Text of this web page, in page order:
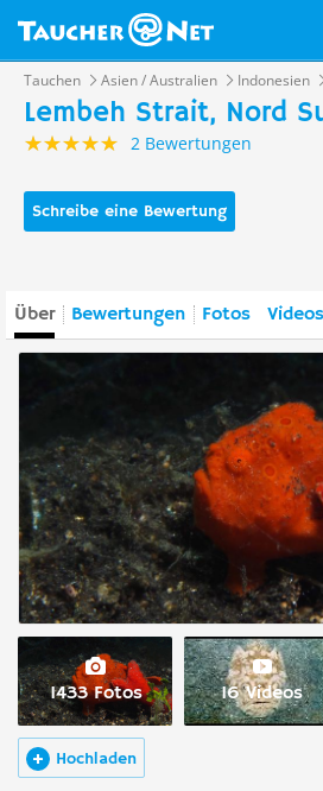
Tauchen Asien / Australien Indonesien
Lembeh Strait, Nord
2 Bewertungen
Schreibe eine Bewertung
Über Bewertungen Fotos Videos
1433 Fotos 16 Videos
Hochladen